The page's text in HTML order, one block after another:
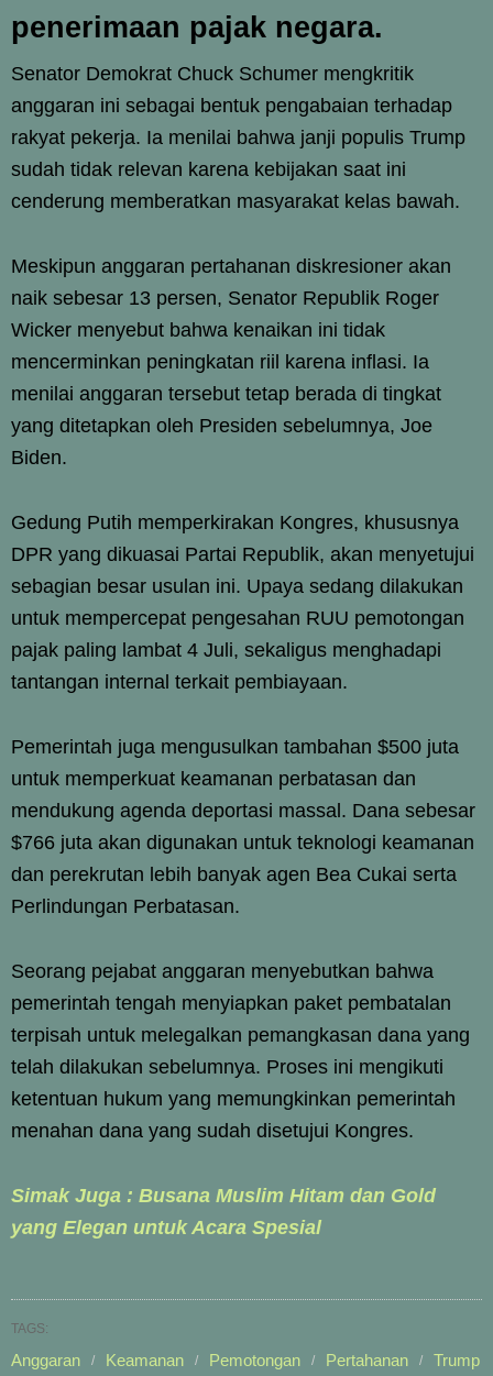
penerimaan pajak negara.
Senator Demokrat Chuck Schumer mengkritik
anggaran ini sebagai bentuk pengabaian terhadap
rakyat pekerja. Ia menilai bahwa janji populis Trump
sudah tidak relevan karena kebijakan saat ini
cenderung memberatkan masyarakat kelas bawah.
Meskipun anggaran pertahanan diskresioner akan
naik sebesar 13 persen, Senator Republik Roger
Wicker menyebut bahwa kenaikan ini tidak
mencerminkan peningkatan riil karena inflasi. Ia
menilai anggaran tersebut tetap berada di tingkat
yang ditetapkan oleh Presiden sebelumnya, Joe
Biden.
Gedung Putih memperkirakan Kongres, khususnya
DPR yang dikuasai Partai Republik, akan menyetujui
sebagian besar usulan ini. Upaya sedang dilakukan
untuk mempercepat pengesahan RUU pemotongan
pajak paling lambat 4 Juli, sekaligus menghadapi
tantangan internal terkait pembiayaan.
Pemerintah juga mengusulkan tambahan $500 juta
untuk memperkuat keamanan perbatasan dan
mendukung agenda deportasi massal. Dana sebesar
$766 juta akan digunakan untuk teknologi keamanan
dan perekrutan lebih banyak agen Bea Cukai serta
Perlindungan Perbatasan.
Seorang pejabat anggaran menyebutkan bahwa
pemerintah tengah menyiapkan paket pembatalan
terpisah untuk melegalkan pemangkasan dana yang
telah dilakukan sebelumnya. Proses ini mengikuti
ketentuan hukum yang memungkinkan pemerintah
menahan dana yang sudah disetujui Kongres.
Simak Juga : Busana Muslim Hitam dan Gold
yang Elegan untuk Acara Spesial
TAGS:
Anggaran Keamanan Pemotongan Pertahanan Trump